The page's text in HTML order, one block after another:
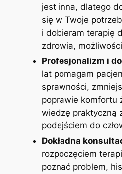
jest inna, dlatego
się w Twoje
i dobieram terapię
zdrowia,
Profesjonalizm i
lat pomagam
sprawności,
poprawie komfortu
wiedzę praktyczną
podejściem do
Dokładna
rozpoczęciem
poznać problem,